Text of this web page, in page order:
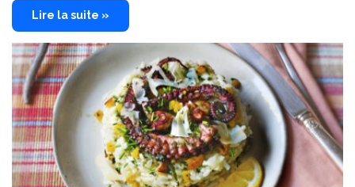
Lire la suite »